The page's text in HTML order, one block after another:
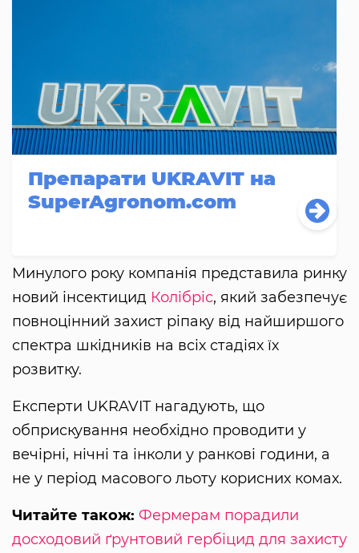
Препарати UKRAVIT на
SuperAgronom.com
Минулого року компанія представила ринку
новий інсектицид Колібріс, який забезпечує
повноцінний захист ріпаку від найширшого
спектра шкідників на всіх стадіях їх
розвитку.
Експерти UKRAVIT нагадують, що
обприскування необхідно проводити у
вечірні, нічні та інколи у ранкові години, а
не у період масового льоту корисних комах.
Читайте також: Фермерам порадили
досходовий ґрунтовий гербіцид для захисту